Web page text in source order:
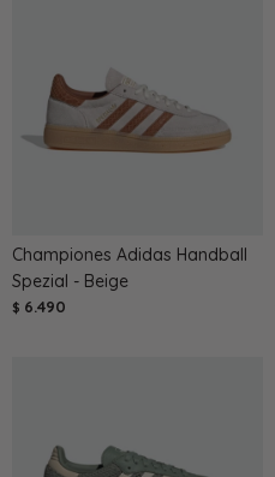
Championes Adidas Handball
Spezial - Beige
$ 6.490